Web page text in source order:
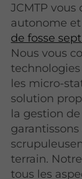
JCMTP
autonome
de fosse
Nous vous
les micro-
solution
la gestion
terrain.
tous les